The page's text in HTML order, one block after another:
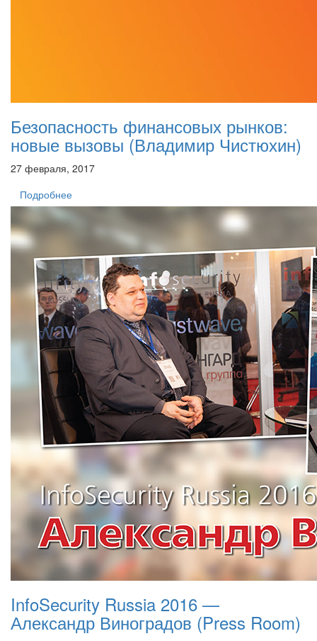
Безопасность финансовых рынков:
новые вызовы (Владимир Чистюхин)
27 февраля, 2017
Подробнее
InfoSecurity Russia 2016 —
Александр Виноградов (Press Room)